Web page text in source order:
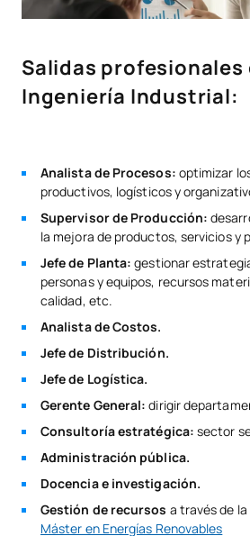
Salidas profesionales
Ingeniería Industrial:
Analista de Procesos: optimizar
productivos, logísticos y
Supervisor de Producción:
la mejora de productos, servicios y
Jefe de Planta: gestionar
personas y equipos, recursos
calidad, etc.
Analista de Costos.
Jefe de Distribución.
Jefe de Logística.
Gerente General: dirigir
Consultoría estratégica: sector
Administración pública.
Docencia e investigación.
Gestión de recursos a través de
Máster en Energías Renovables